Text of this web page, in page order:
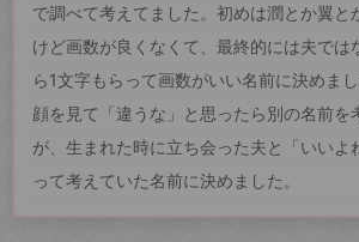
で調べて考えてました。初めは潤とか翼と
けど画数が良くなくて、最終的には夫では
ら1文字もらって画数がいい名前に決めま
顔を見て「違うな」と思ったら別の名前を
が、生まれた時に立ち会った夫と「いいよ
って考えていた名前に決めました。